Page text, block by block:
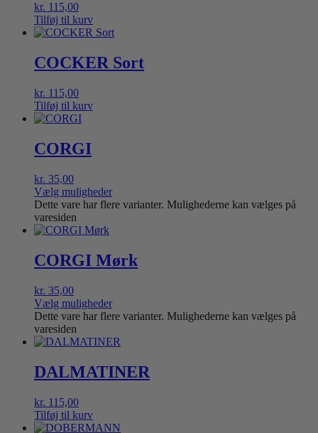
kr. 115,00
Tilføj til kurv
COCKER Sort
kr. 115,00
Tilføj til kurv
CORGI
kr. 35,00
Vælg muligheder
Dette vare har flere varianter. Mulighederne kan vælges på
varesiden
CORGI Mørk
kr. 35,00
Vælg muligheder
Dette vare har flere varianter. Mulighederne kan vælges på
varesiden
DALMATINER
kr. 115,00
Tilføj til kurv